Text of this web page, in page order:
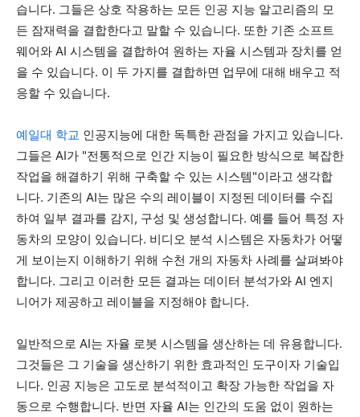
습니다. 그들은 상호 작용하는 모든 인공 지능 알고리즘의 모
든 잠재력을 결합한다고 말할 수 있습니다. 또한 기존 소프트
웨어와 AI 시스템을 결합하여 원하는 자율 시스템과 장치를 얻
을 수 있습니다. 이 두 가지를 결합하면 업무에 대해 배우고 적
응할 수 있습니다.
예일대 학교 인공지능에 대한 독특한 관점을 가지고 있습니다.
그들은 AI가 "전통적으로 인간 지능이 필요한 방식으로 복잡한
작업을 해결하기 위해 구축할 수 있는 시스템"이라고 생각합
니다. 기존의 AI는 많은 수의 레이블이 지정된 데이터를 수집
하여 일부 결과를 감지, 구성 및 생성합니다. 예를 들어 특정 자
동차의 모양이 있습니다. 비디오 분석 시스템은 자동차가 어떻
게 보이는지 이해하기 위해 수천 개의 자동차 사례를 살펴봐야
합니다. 그리고 이러한 모든 결과는 데이터 분석가와 AI 엔지
니어가 제공하고 레이블을 지정해야 합니다.
일반적으로 AI는 자율 로봇 시스템을 생산하는 데 유용합니다.
그것들은 그 기술을 생산하기 위한 효과적인 도구이자 기술입
니다. 인공 지능은 고도로 분석적이고 확장 가능한 작업을 자
동으로 수행합니다. 반면 자율 AI는 인간의 도움 없이 원하는